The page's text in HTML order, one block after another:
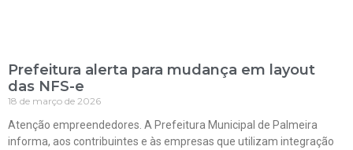
Prefeitura alerta para mudança em layout
das NFS-e
18 de março de 2026
Atenção empreendedores. A Prefeitura Municipal de Palmeira
informa, aos contribuintes e às empresas que utilizam integração